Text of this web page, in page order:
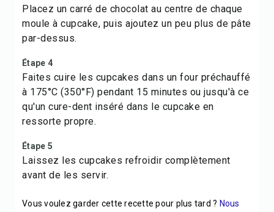
Placez un carré de chocolat au centre de chaque
moule à cupcake, puis ajoutez un peu plus de pâte
par-dessus.
Étape 4
Faites cuire les cupcakes dans un four préchauffé
à 175°C (350°F) pendant 15 minutes ou jusqu'à ce
qu'un cure-dent inséré dans le cupcake en
ressorte propre.
Étape 5
Laissez les cupcakes refroidir complètement
avant de les servir.
Vous voulez garder cette recette pour plus tard ? Nous